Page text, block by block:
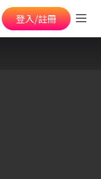
登入/註冊